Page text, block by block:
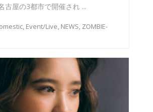
古屋の3都市で開催され ...
, Event/Live, NEWS, ZOMBIE-